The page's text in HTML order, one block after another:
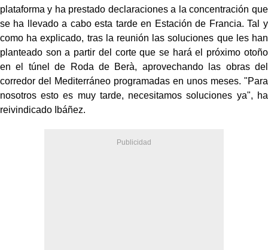
plataforma y ha prestado declaraciones a la concentración que
se ha llevado a cabo esta tarde en Estación de Francia. Tal y
como ha explicado, tras la reunión las soluciones que les han
planteado son a partir del corte que se hará el próximo otoño
en el túnel de Roda de Berà, aprovechando las obras del
corredor del Mediterráneo programadas en unos meses. "Para
nosotros esto es muy tarde, necesitamos soluciones ya", ha
reivindicado Ibáñez.